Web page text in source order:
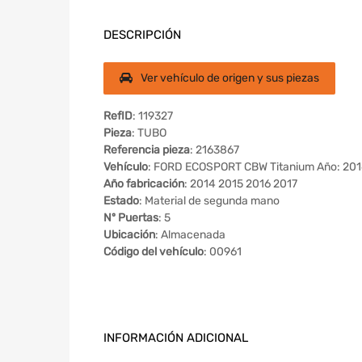
DESCRIPCIÓN
Ver vehículo de origen y sus piezas
RefID: 119327
Pieza: TUBO
Referencia pieza: 2163867
Vehículo: FORD ECOSPORT CBW Titanium Año:
Año fabricación: 2014 2015 2016 2017
Estado: Material de segunda mano
Nº Puertas: 5
Ubicación: Almacenada
Código del vehículo: 00961
INFORMACIÓN ADICIONAL